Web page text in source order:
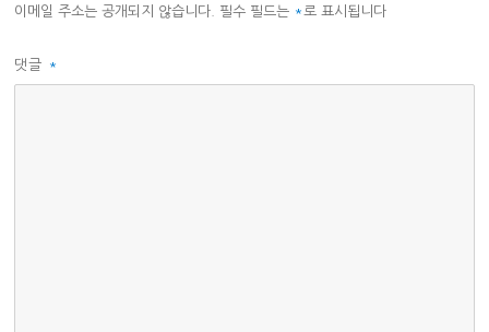
이메일 주소는 공개되지 않습니다. 필수 필드는 *로 표시됩니다
댓글 *